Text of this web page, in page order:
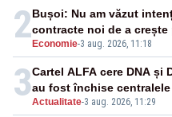
publice
2 Economie-3 aug. 2026, 11:18
Bușoi: Nu am văzut
contracte noi de a crește
3Actualitate-3 aug. 2026, 11:29
Cartel ALFA cere DNA și
au fost închise